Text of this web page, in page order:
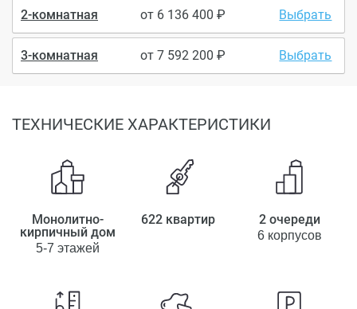
2-комнатная от 6 136 400 Выбрать
3-комнатная от7 592 200 Выбрать
ТЕХНИЧЕСКИЕ ХАРАКТЕРИСТИКИ
Монолитно-
кирпичный дом
5-7 этажей
622 квартир 2 очереди
6 корпусов